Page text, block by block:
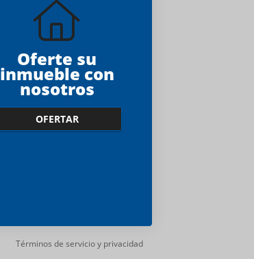
Oferte su
inmueble con
nosotros
OFERTAR
Términos de servicio y privacidad